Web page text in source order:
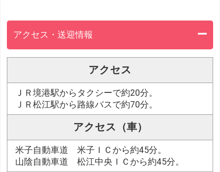
アクセス・送迎情報
アクセス
ＪＲ境港駅からタクシーで約20分。
ＪＲ松江駅から路線バスで約70分。
アクセス（車）
米子自動車道 米子ＩＣから約45分。
山陰自動車道 松江中央ＩＣから約45分。